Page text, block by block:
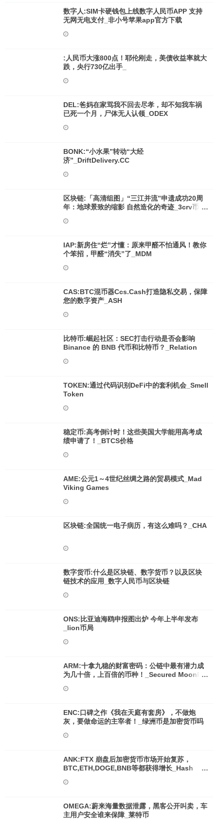
数字人:SIM卡硬钱包上线数字人民币APP 支持
无网无电支付_非小号苹果app官方下载
:人民币大涨800点！耶伦刚走，美债收益率就大
跌，央行730亿出手_
DEL:爸妈在家骂我不回去尽孝，却不知我车祸
已死一个月，尸体无人认领_ODEX
BONK:“小水果”转动“大经
济”_DriftDelivery.CC
区块链:「高清组图」“三江并流”申遗成功20周
年：地球景致的缩影 自然造化的奇迹_3crv币怎
IAP:新房住“烂”才懂：原来甲醛不怕通风！教你
个笨招，甲醛“消失”了_MDM
CAS:BTC混币器Ccs.Cash打造隐私交易，保障
您的数字资产_ASH
比特币:崛起社区：SEC打击行动是否会影响
Binance 的 BNB 代币和比特币？_Relation
TOKEN:通过代码识别DeFi中的套利机会_Smell
Token
稳定币:高考倒计时！这些美国大学能用高考成
绩申请了！_BTCS价格
AME:公元1～4世纪丝绸之路的贸易模式_Mad
Viking Games
区块链:全国统一电子病历，有这么难吗？_CHA
数字货币:什么是区块链、数字货币？以及区块
链技术的应用_数字人民币与区块链
ONS:比亚迪海鸥申报图出炉 今年上半年发布
_lion币局
ARM:十拿九稳的财富密码：公链中最有潜力成
为几十倍，上百倍的币种！_Secured MoonRat
ENC:口碑之作《我在天庭有套房》，不做炮
灰，要做命运的主宰者！_绿洲币是加密货币吗
ANK:FTX 崩盘后加密货币市场开始复苏，
BTC,ETH,DOGE,BNB等都获得增长_Hash
OMEGA:蔚来海量数据泄露，黑客公开叫卖，车
主用户安全谁来保障_莱特币